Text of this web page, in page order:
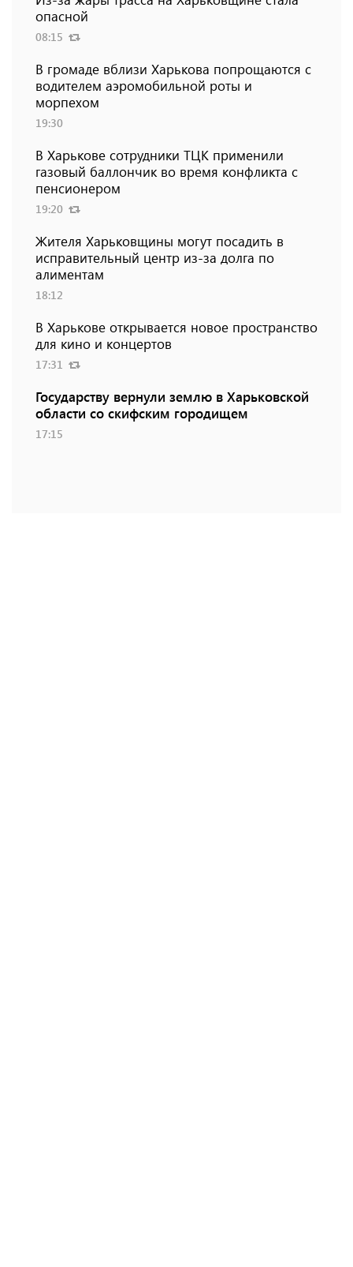
опасной
08:15
В громаде вблизи Харькова попрощаются с
водителем аэромобильной роты и
морпехом
19:30
В Харькове сотрудники ТЦК применили
газовый баллончик во время конфликта с
пенсионером
19:20
Жителя Харьковщины могут посадить в
исправительный центр из-за долга по
алиментам
18:12
В Харькове открывается новое пространство
для кино и концертов
17:31
Государству вернули землю в Харьковской
области со скифским городищем
17:15